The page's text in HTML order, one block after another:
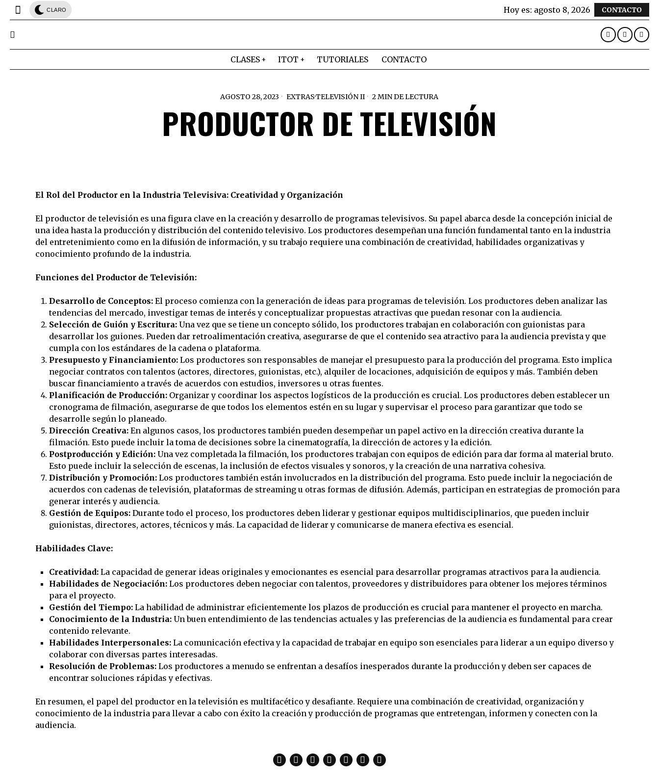
CLARO Hoy es: agosto 8, 2026 CONTACTO
CLASES ITOT TUTORIALES CONTACTO
AGOSTO 28, 2023 EXTRAS·TELEVISIÓN II 2 MIN DE LECTURA
PRODUCTOR DE TELEVISIÓN
El Rol del Productor en la Industria Televisiva: Creatividad y Organización
El productor de televisión es una figura clave en la creación y desarrollo de programas televisivos. Su papel abarca desde la concepción inicial de
una idea hasta la producción y distribución del contenido televisivo. Los productores desempeñan una función fundamental tanto en la industria
del entretenimiento como en la difusión de información, y su trabajo requiere una combinación de creatividad, habilidades organizativas y
conocimiento profundo de la industria.
Funciones del Productor de Televisión:
Desarrollo de Conceptos:El proceso comienza con la generación de ideas para programas de televisión. Los productores deben analizar las
tendencias del mercado, investigar temas de interés y conceptualizar propuestas atractivas que puedan resonar con la audiencia.
Selección de Guión y Escritura:Una vez que se tiene un concepto sólido, los productores trabajan en colaboración con guionistas para
desarrollar los guiones. Pueden dar retroalimentación creativa, asegurarse de que el contenido sea atractivo para la audiencia prevista y que
cumpla con los estándares de la cadena o plataforma.
Presupuesto y Financiamiento:Los productores son responsables de manejar el presupuesto para la producción del programa. Esto implica
negociar contratos con talentos (actores, directores, guionistas, etc.), alquiler de locaciones, adquisición de equipos y más. También deben
buscar financiamiento a través de acuerdos con estudios, inversores u otras fuentes.
Planificación de Producción:Organizar y coordinar los aspectos logísticos de la producción es crucial. Los productores deben establecer un
cronograma de filmación, asegurarse de que todos los elementos estén en su lugar y supervisar el proceso para garantizar que todo se
desarrolle según lo planeado.
Dirección Creativa:En algunos casos, los productores también pueden desempeñar un papel activo en la dirección creativa durante la
filmación. Esto puede incluir la toma de decisiones sobre la cinematografía, la dirección de actores y la edición.
Postproducción y Edición:Una vez completada la filmación, los productores trabajan con equipos de edición para dar forma al material bruto.
Esto puede incluir la selección de escenas, la inclusión de efectos visuales y sonoros, y la creación de una narrativa cohesiva.
Distribución y Promoción:Los productores también están involucrados en la distribución del programa. Esto puede incluir la negociación de
acuerdos con cadenas de televisión, plataformas de streaming u otras formas de difusión. Además, participan en estrategias de promoción para
generar interés y audiencia.
Gestión de Equipos:Durante todo el proceso, los productores deben liderar y gestionar equipos multidisciplinarios, que pueden incluir
guionistas, directores, actores, técnicos y más. La capacidad de liderar y comunicarse de manera efectiva es esencial.
Habilidades Clave:
Creatividad:La capacidad de generar ideas originales y emocionantes es esencial para desarrollar programas atractivos para la audiencia.
Habilidades de Negociación:Los productores deben negociar con talentos, proveedores y distribuidores para obtener los mejores términos
para el proyecto.
Gestión del Tiempo:La habilidad de administrar eficientemente los plazos de producción es crucial para mantener el proyecto en marcha.
Conocimiento de la Industria:Un buen entendimiento de las tendencias actuales y las preferencias de la audiencia es fundamental para crear
contenido relevante.
Habilidades Interpersonales:La comunicación efectiva y la capacidad de trabajar en equipo son esenciales para liderar a un equipo diverso y
colaborar con diversas partes interesadas.
Resolución de Problemas:Los productores a menudo se enfrentan a desafíos inesperados durante la producción y deben ser capaces de
encontrar soluciones rápidas y efectivas.
En resumen, el papel del productor en la televisión es multifacético y desafiante. Requiere una combinación de creatividad, organización y
conocimiento de la industria para llevar a cabo con éxito la creación y producción de programas que entretengan, informen y conecten con la
audiencia.